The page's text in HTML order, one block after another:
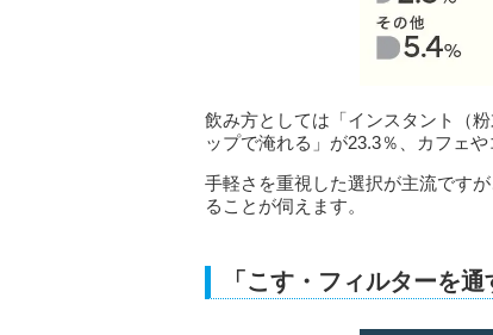
飲み方としては「インスタント（
ップで淹れる」が23.3％、カフェ
手軽さを重視した選択が主流です
ることが伺えます。
「こす・フィルターを